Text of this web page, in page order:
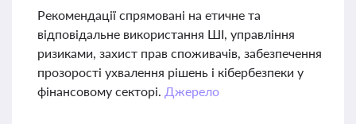
Рекомендації спрямовані на етичне та
відповідальне використання ШІ, управління
ризиками, захист прав споживачів, забезпечення
прозорості ухвалення рішень і кібербезпеки у
фінансовому секторі. Джерело